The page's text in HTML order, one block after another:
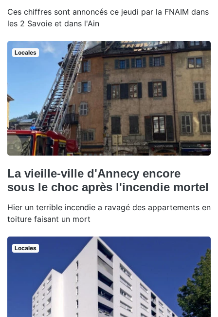
Ces chiffres sont annoncés ce jeudi par la FNAIM dans
les 2 Savoie et dans l'Ain
Locales
La vieille-ville d'Annecy encore
sous le choc après l'incendie mortel
Hier un terrible incendie a ravagé des appartements en
toiture faisant un mort
Locales